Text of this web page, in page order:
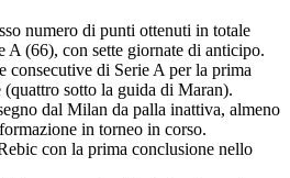
numero di punti ottenuti in totale
A (66), con sette giornate di anticipo.
consecutive di Serie A per la prima
sotto la guida di Maran).
dal Milan da palla inattiva, almeno
in torneo in corso.
con la prima conclusione nello